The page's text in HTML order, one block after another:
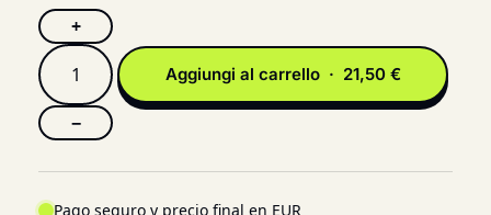
+
−
Aggiungi al carrello · 21,50 €
Pago seguro y precio final en EUR